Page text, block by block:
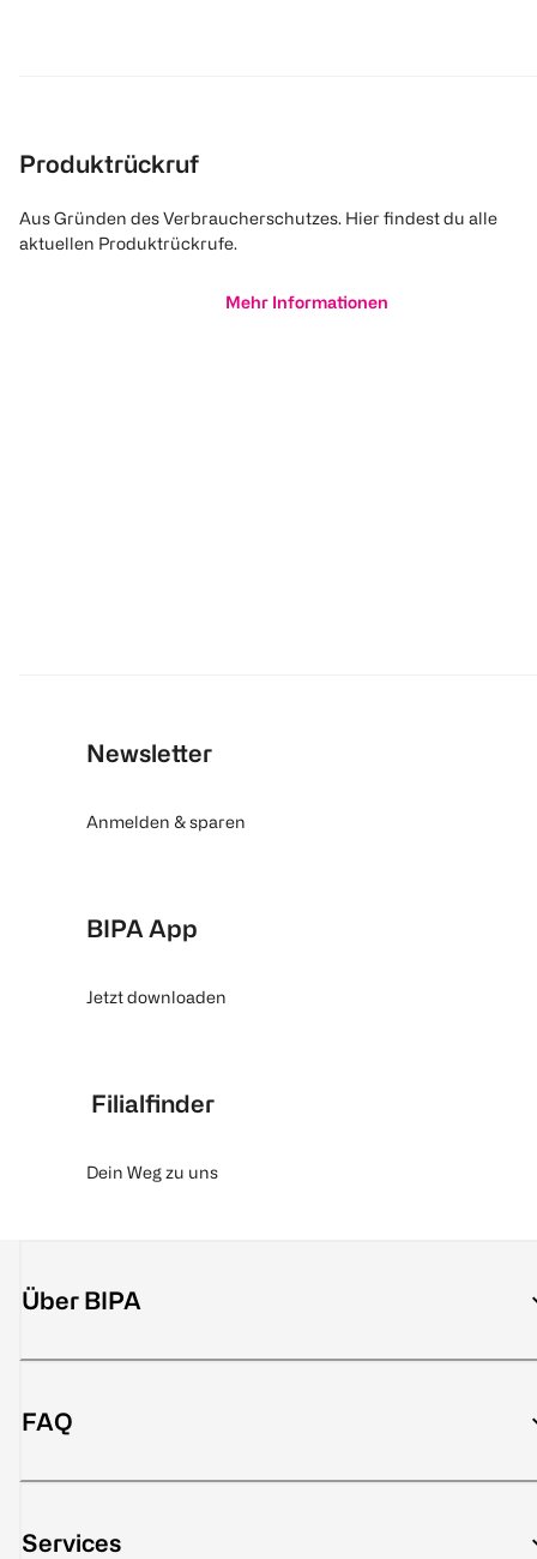
Produktrückruf
Aus Gründen des Verbraucherschutzes. Hier findest du alle
aktuellen Produktrückrufe.
Mehr Informationen
Newsletter
Anmelden & sparen
BIPA App
Jetzt downloaden
Filialfinder
Dein Weg zu uns
Über BIPA
FAQ
Services